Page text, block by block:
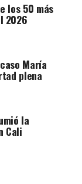
los 50 más
2026
María
plena
la
Cali